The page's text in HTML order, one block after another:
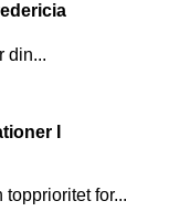
din...
I
topprioritet for...